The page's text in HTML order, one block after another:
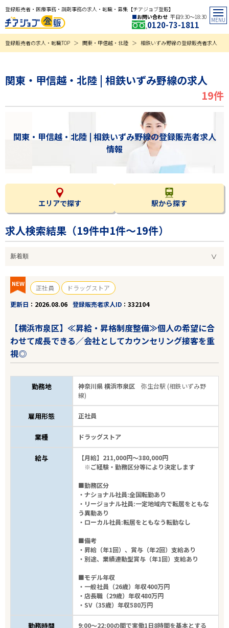
登録販売者・医療事務・調剤事務の求人・転職・募集【チアジョブ登販】
お問い合わせ 平日9:30〜18:30
0120-73-1811
登録販売者の求人・転職TOP 関東・甲信越・北陸 相鉄いずみ野線の登録販売者求人
関東・甲信越・北陸 | 相鉄いずみ野線の求人
19件
関東・甲信越・北陸 | 相鉄いずみ野線の登録販売者求人
情報
エリアで探す 駅から探す
求人検索結果（19件中1件～19件）
NEW 正社員
ドラッグストア
更新日
2026.08.06 登録販売者求人ID 332104
【横浜市泉区】≪昇給・昇格制度整備≫個人の希望に合
わせて成長できる／会社としてカウンセリング接客を重
視◎
勤務地 神奈川県 横浜市泉区弥生台駅 (相鉄いずみ野
線)
雇用形態 正社員
業種 ドラッグストア
給与
【月給】211,000円～380,000円
※ご経験・勤務区分等により決定します
■勤務区分
・ナショナル社員:全国転勤あり
・リージョナル社員:一定地域内で転居をともな
う異動あり
・ローカル社員:転居をともなう転勤なし
■備考
・昇給（年1回）、賞与（年2回）支給あり
・別途、業績連動型賞与（年1回）支給あり
■モデル年収
・一般社員（26歳）年収400万円
・店長職（29歳）年収480万円
・SV（35歳）年収580万円
勤務時間
9:00～22:00の間で実働1日8時間を基本とする